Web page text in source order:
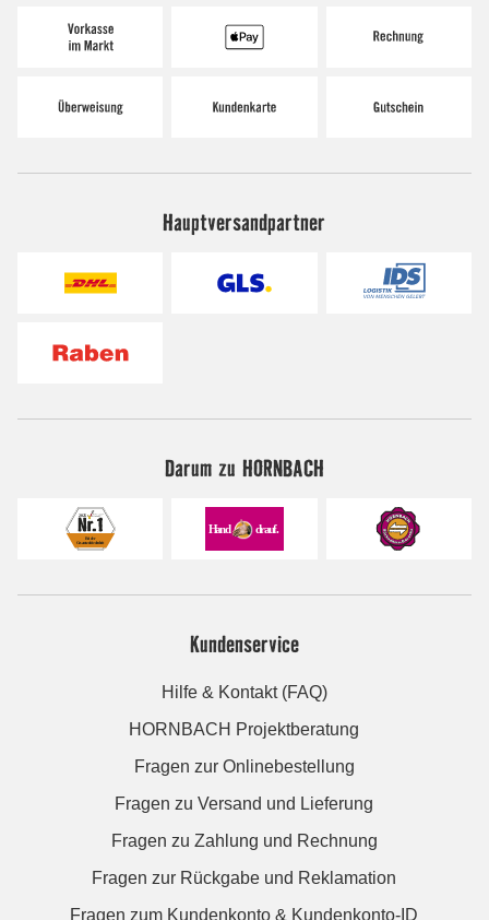
Hauptversandpartner
Darum zu HORNBACH
Kundenservice
Hilfe & Kontakt (FAQ)
HORNBACH Projektberatung
Fragen zur Onlinebestellung
Fragen zu Versand und Lieferung
Fragen zu Zahlung und Rechnung
Fragen zur Rückgabe und Reklamation
Fragen zum Kundenkonto & Kundenkonto-ID